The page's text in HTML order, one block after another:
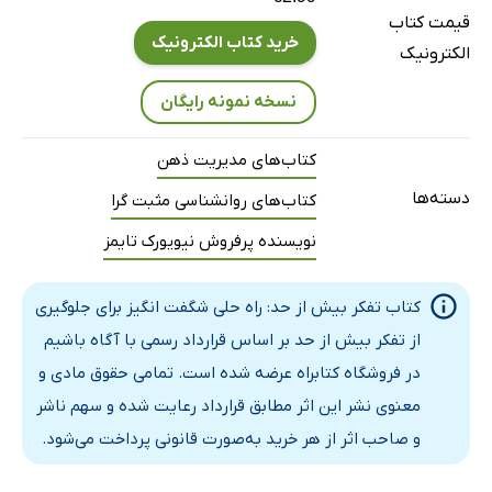
فصل سوم: یک ولوم (میزان صدا) را قبول نکنید
این یک ولوم (کم یا زیادکننده صدا) است
آنچه برای توسعه چند تکنیک قبول نکردن لازم است!
قبول نکردن برای چه؟ پنج تکنیک مورد علاقه من
50 تکنیک قبول نکردن که می‌توانید همین امروز برای کم کردن
صدای ذهن خود استفاده کنید
فصل چهارم: از بهترین‌ها قرض بگیر
از بهترین‌ها قرض بگیر
فهرست پخش خود را با آهنگ فرد دیگری آغاز کنید
خداوند دوروتی پارکر را بیامرزد
چه صداهای ذهنی را باید قرض بگیرید؟ تمامی آن‌ها
قیمت کتاب
الکترونیک
خرید کتاب الکترونیک
نسخه نمونه رایگان
دسته‌ها
کتاب‌های مدیریت ذهن
کتاب‌های روانشناسی مثبت گرا
نویسنده پرفروش نیویورک تایمز
کتاب تفکر بیش از حد: راه حلی شگفت انگیز برای جلوگیری
از تفکر بیش از حد بر اساس قرارداد رسمی با آگاه باشیم
در فروشگاه کتابراه عرضه شده است. تمامی حقوق مادی و
معنوی نشر این اثر مطابق قرارداد رعایت شده و سهم ناشر
و صاحب اثر از هر خرید به‌صورت قانونی پرداخت می‌شود.